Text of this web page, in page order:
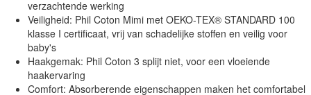
verzachtende werking
Veiligheid: Phil Coton Mimi met OEKO-TEX® STANDARD 100
klasse I certificaat, vrij van schadelijke stoffen en veilig voor
baby's
Haakgemak: Phil Coton 3 splijt niet, voor een vloeiende
haakervaring
Comfort: Absorberende eigenschappen maken het comfortabel